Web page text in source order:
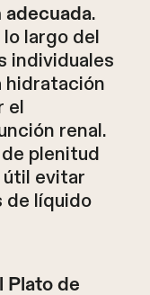
adecuada.
largo del
individuales
hidratación
el
renal.
plenitud
útil evitar
de líquido
Plato de